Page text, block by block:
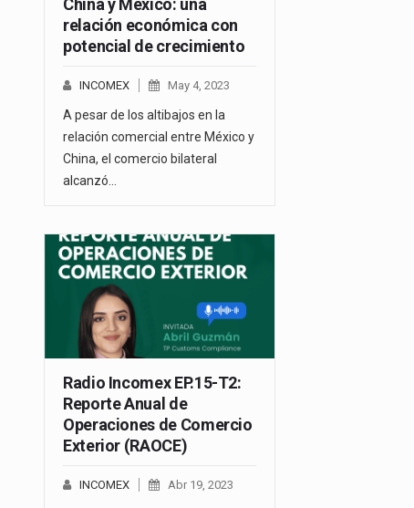
China y México: una
relación económica con
potencial de crecimiento
INCOMEX May 4, 2023
A pesar de los altibajos en la
relación comercial entre México y
China, el comercio bilateral
alcanzó…
Radio Incomex EP.15-T2:
Reporte Anual de
Operaciones de Comercio
Exterior (RAOCE)
INCOMEX Abr 19, 2023